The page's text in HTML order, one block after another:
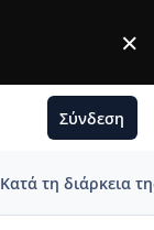
×
Σύνδεση
Κατά τη διάρκεια